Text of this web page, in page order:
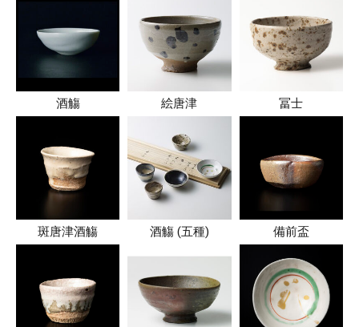
酒觴 絵唐津 冨士
斑唐津酒觴 酒觴 (五種) 備前盃